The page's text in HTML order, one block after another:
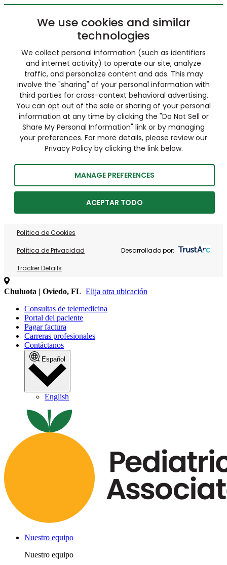
We use cookies and similar
technologies
We collect personal information (such as identifiers
and internet activity) to operate our site, analyze
traffic, and personalize content and ads. This may
involve the "sharing" of your personal information with
third parties for cross-context behavioral advertising.
You can opt out of the sale or sharing of your personal
information at any time by clicking the "Do Not Sell or
Share My Personal Information" link or by managing
your preferences. For more details, please review our
Privacy Policy by clicking the link below.
MANAGE PREFERENCES
ACEPTAR TODO
Política de Cookies
Política de Privacidad
Tracker Details
Desarrollado por:
Chuluota | Oviedo, FL Elija otra ubicación
Consultas de telemedicina
Portal del paciente
Pagar factura
Carreras profesionales
Contáctanos
Español
English
Nuestro equipo
Nuestro equipo